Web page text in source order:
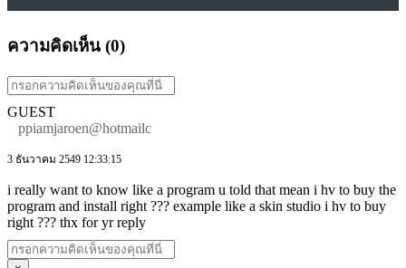
ความคิดเห็น (0)
GUEST
ppiamjaroen@hotmailc
3 ธันวาคม 2549 12:33:15
i really want to know like a program u told that mean i hv to buy the
program and install right ??? example like a skin studio i hv to buy
right ??? thx for yr reply